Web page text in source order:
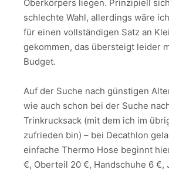
Oberkörpers liegen. Prinzipiell
schlechte Wahl, allerdings wäre
für einen vollständigen Satz an
gekommen, das übersteigt leider
Budget.
Auf der Suche nach günstigen
wie auch schon bei der Suche
Trinkrucksack (mit dem ich im
zufrieden bin) – bei Decathlon
einfache Thermo Hose beginnt
€, Oberteil 20 €, Handschuhe 6 €,